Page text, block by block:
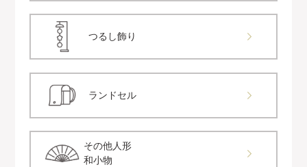
つるし飾り
ランドセル
その他人形
和小物